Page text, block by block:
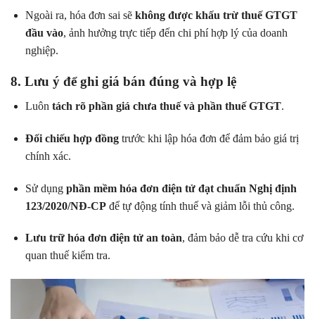
Ngoài ra, hóa đơn sai sẽ không được khấu trừ thuế GTGT
đầu vào, ảnh hưởng trực tiếp đến chi phí hợp lý của doanh
nghiệp.
8. Lưu ý để ghi giá bán đúng và hợp lệ
Luôn tách rõ phần giá chưa thuế và phần thuế GTGT.
Đối chiếu hợp đồngtrước khi lập hóa đơn để đảm bảo giá trị
chính xác.
Sử dụng phần mềm hóa đơn điện tử đạt chuẩn Nghị định
123/2020/NĐ-CPđể tự động tính thuế và giảm lỗi thủ công.
Lưu trữ hóa đơn điện tử an toàn, đảm bảo dễ tra cứu khi cơ
quan thuế kiểm tra.